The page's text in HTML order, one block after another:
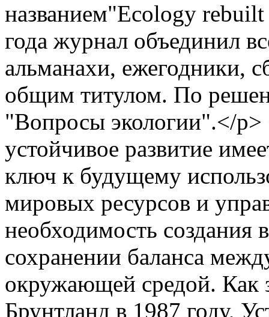
названием"Ecology
года журнал объединил
альманахи, ежегодники,
общим титулом. По
"Вопросы экологии".</
устойчивое развитие
ключ к будущему
мировых ресурсов и
необходимость создания
сохранении баланса
окружающей средой.
Брунтланд в 1987 году,